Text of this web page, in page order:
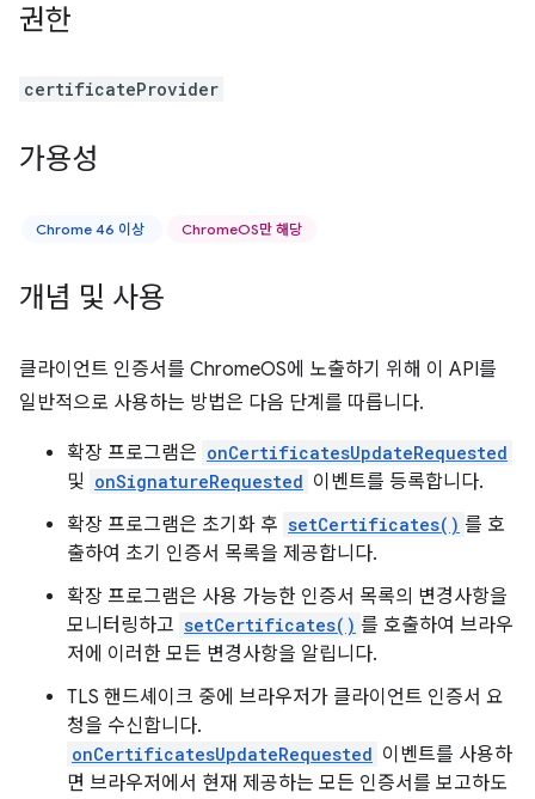
권한
certificateProvider
가용성
Chrome 46 이상 ChromeOS만 해당
개념 및 사용
클라이언트 인증서를 ChromeOS에 노출하기 위해 이 API를
일반적으로 사용하는 방법은 다음 단계를 따릅니다.
확장 프로그램은 onCertificatesUpdateRequested
및 onSignatureRequested 이벤트를 등록합니다.
확장 프로그램은 초기화 후 setCertificates() 를 호
출하여 초기 인증서 목록을 제공합니다.
확장 프로그램은 사용 가능한 인증서 목록의 변경사항을
모니터링하고 setCertificates() 를 호출하여 브라우
저에 이러한 모든 변경사항을 알립니다.
TLS 핸드셰이크 중에 브라우저가 클라이언트 인증서 요
청을 수신합니다.
onCertificatesUpdateRequested 이벤트를 사용하
면 브라우저에서 현재 제공하는 모든 인증서를 보고하도